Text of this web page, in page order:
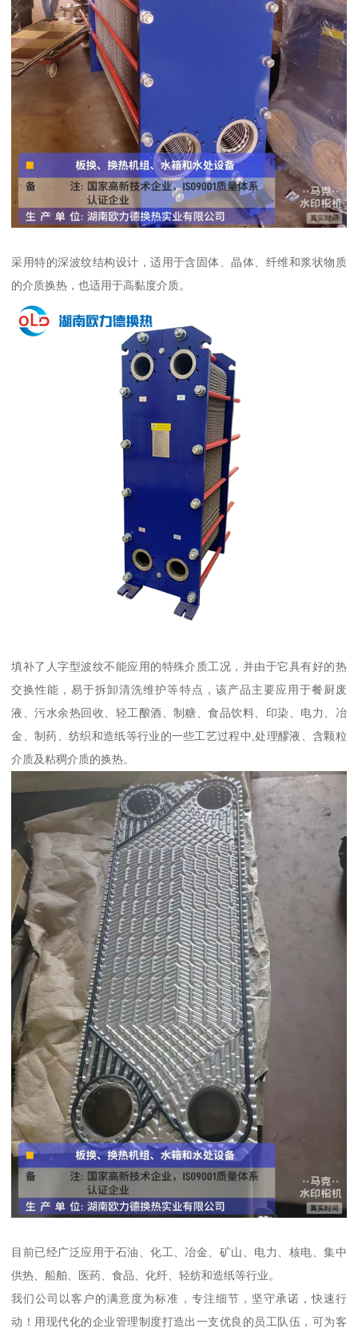
采用特的深波纹结构设计，适用于含固体、晶体、纤维和浆状物质
的介质换热，也适用于高黏度介质。
填补了人字型波纹不能应用的特殊介质工况，并由于它具有好的热
交换性能，易于拆卸清洗维护等特点，该产品主要应用于餐厨废
液、污水余热回收、轻工酿酒、制糖、食品饮料、印染、电力、冶
金、制药、纺织和造纸等行业的一些工艺过程中,处理醪液、含颗粒
介质及粘稠介质的换热。
目前已经广泛应用于石油、化工、冶金、矿山、电力、核电、集中
供热、船舶、医药、食品、化纤、轻纺和造纸等行业。
我们公司以客户的满意度为标准，专注细节，坚守承诺，快速行
动！用现代化的企业管理制度打造出一支优良的员工队伍，可为客